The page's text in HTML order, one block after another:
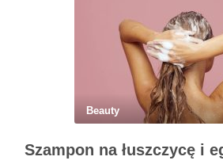
Beauty